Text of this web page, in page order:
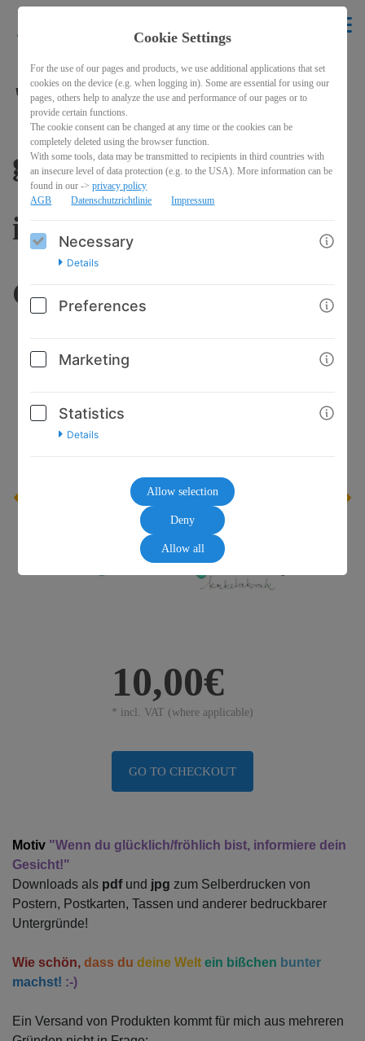
"Wenn du
glücklich/fröhlich bist,
informiere dein
Gesicht!"
10,00€
* incl. VAT (where applicable)
GO TO CHECKOUT
Motiv "Wenn du glücklich/fröhlich bist, informiere dein
Gesicht!"
Downloads als pdf und jpg zum Selberdrucken von
Postern, Postkarten, Tassen und anderer bedruckbarer
Untergründe!
Wie schön, dass du deine Welt ein bißchen bunter
machst! :-)
Ein Versand von Produkten kommt für mich aus mehreren
Cookie Settings
For the use of our pages and products, we use additional applications that set
cookies on the device (e.g. when logging in). Some are essential for using our
pages, others help to analyze the use and performance of our pages or to
provide certain functions.
The cookie consent can be changed at any time or the cookies can be
completely deleted using the browser function.
With some tools, data may be transmitted to recipients in third countries with
an insecure level of data protection (e.g. to the USA). More information can be
found in our ->privacy policy
AGB
Datenschutzrichtlinie Impressum
Necessary
Details
Preferences
Marketing
Statistics
Details
Allow selection
Deny
Allow all